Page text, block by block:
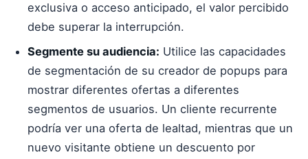
exclusiva o acceso anticipado, el valor percibido
debe superar la interrupción.
Segmente su audiencia: Utilice las capacidades
de segmentación de su creador de popups para
mostrar diferentes ofertas a diferentes
segmentos de usuarios. Un cliente recurrente
podría ver una oferta de lealtad, mientras que un
nuevo visitante obtiene un descuento por